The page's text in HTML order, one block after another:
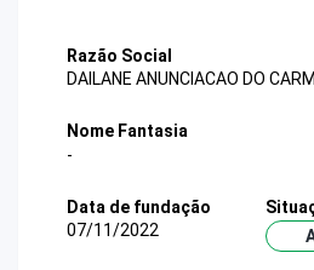
Razão Social
DAILANE ANUNCIACAO DO
Nome Fantasia
-
Data de fundação
07/11/2022